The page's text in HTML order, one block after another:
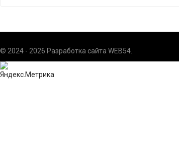
© 2024 - 2026 Разработка сайта WEB54